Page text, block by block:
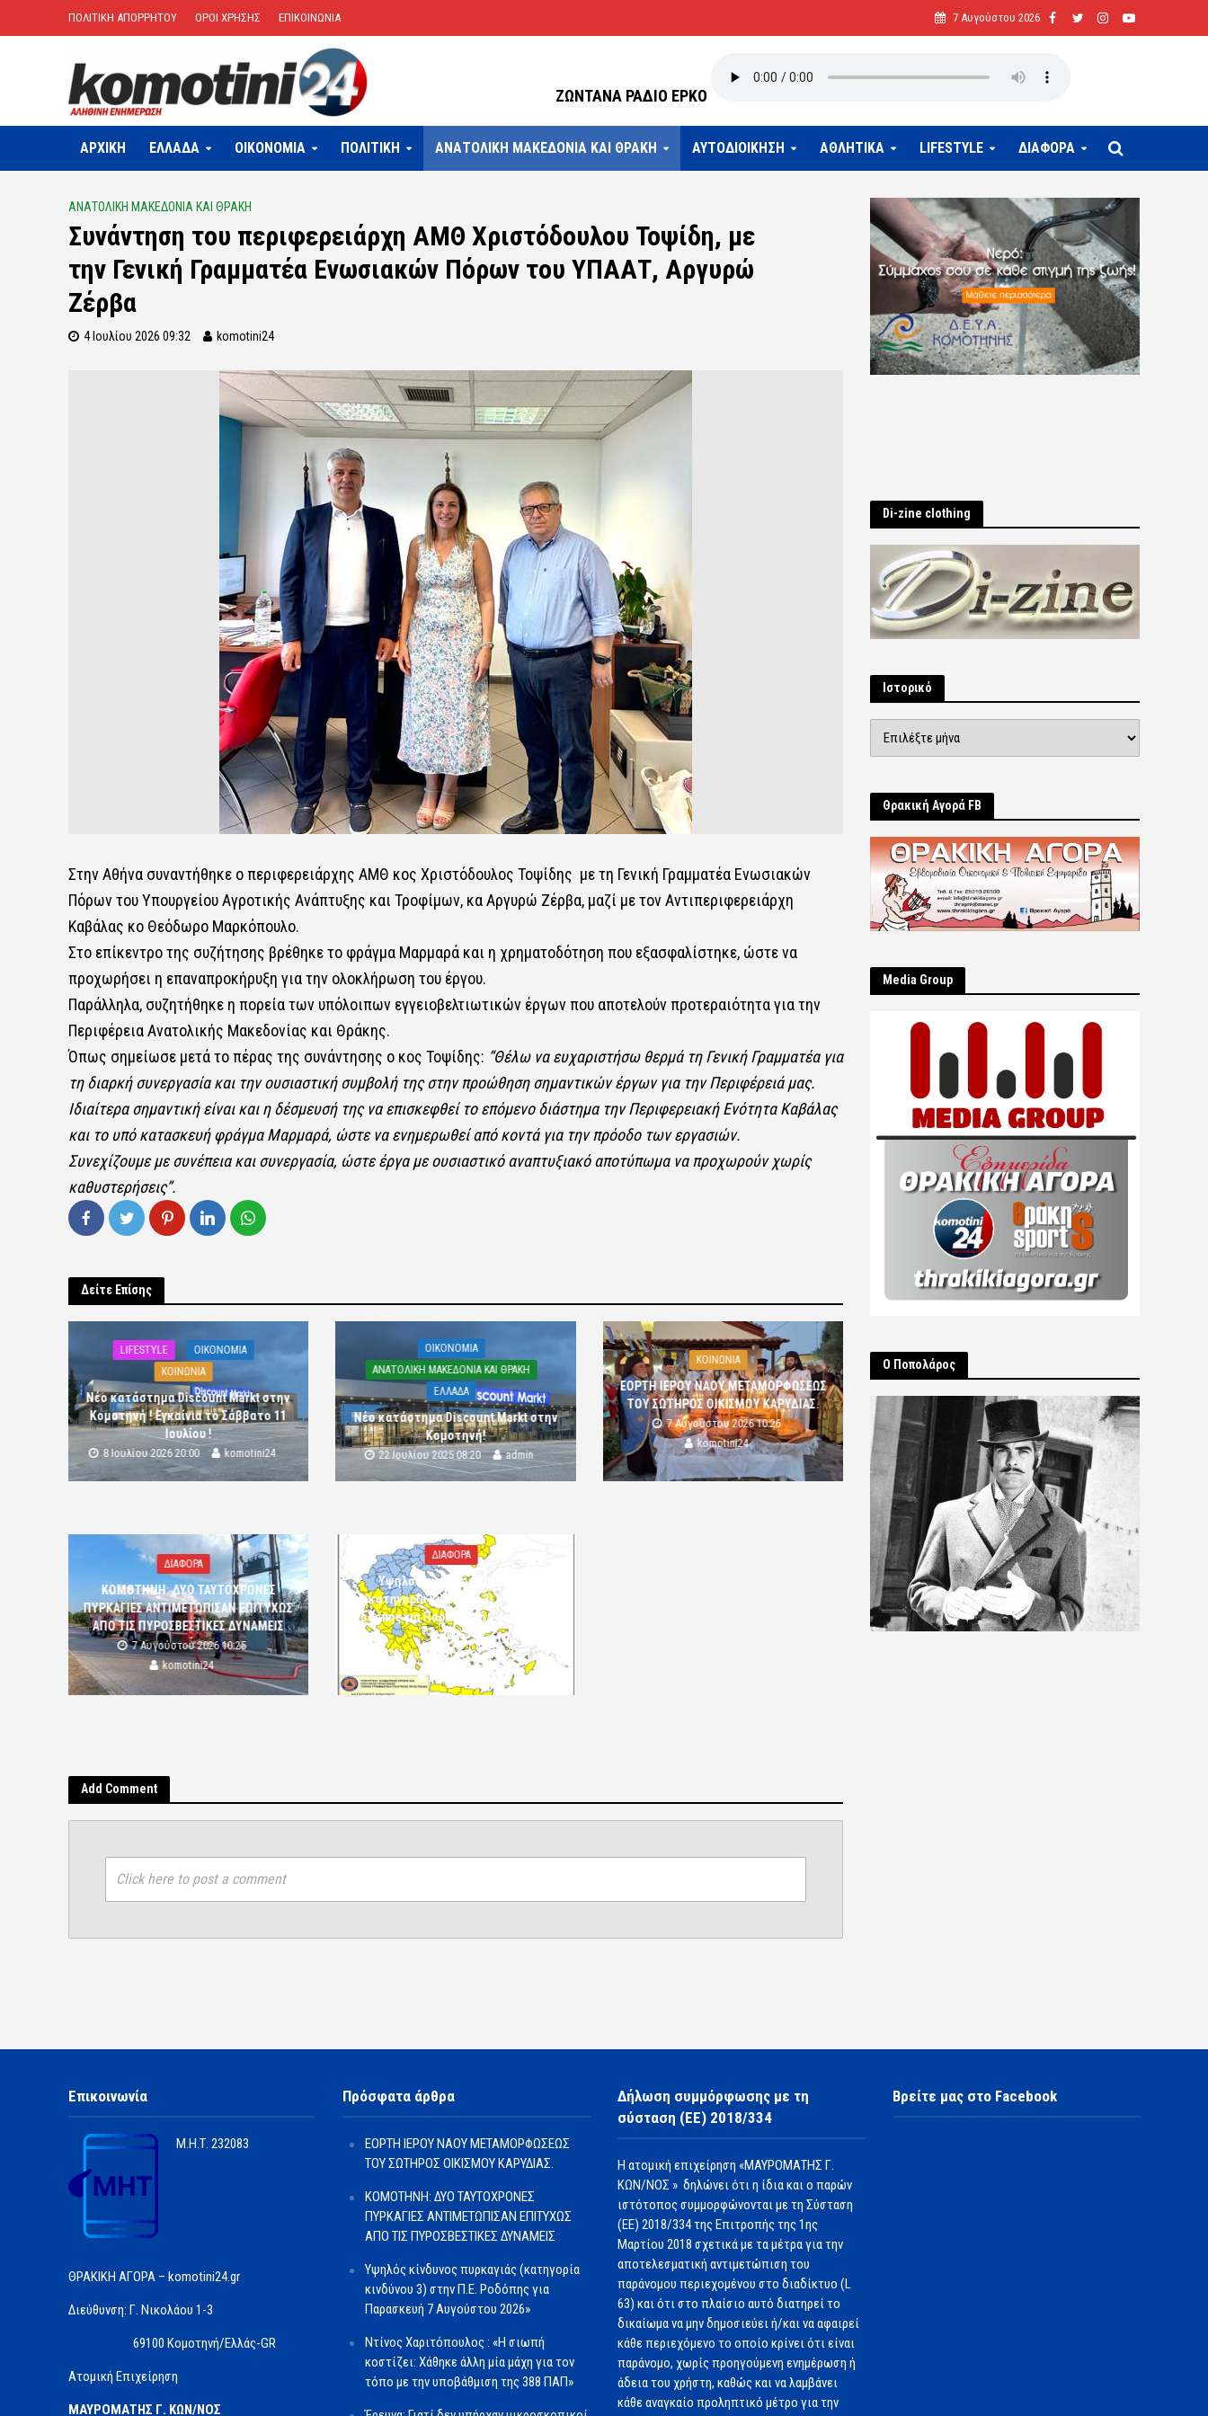
ΠΟΛΙΤΙΚΗ ΑΠΟΡΡΗΤΟΥ ΟΡΟΙ ΧΡΗΣΗΣ ΕΠΙΚΟΙΝΩΝΙΑ 7 Αυγούστου 2026
ΖΩΝΤΑΝΑ ΡΑΔΙΟ ΕΡΚΟ
ΑΡΧΙΚΗ ΕΛΛΑΔΑ OIKONOMIA ΠΟΛΙΤΙΚΗ ΑΝΑΤΟΛΙΚΗ ΜΑΚΕΔΟΝΙΑ ΚΑΙ ΘΡΑΚΗ ΑΥΤΟΔΙΟΙΚΗΣΗ ΑΘΛΗΤΙΚΑ LIFESTYLE ΔΙΑΦΟΡΑ
ΑΝΑΤΟΛΙΚΗ ΜΑΚΕΔΟΝΙΑ ΚΑΙ ΘΡΑΚΗ
Συνάντηση του περιφερειάρχη ΑΜΘ Χριστόδουλου Τοψίδη, με
την Γενική Γραμματέα Ενωσιακών Πόρων του ΥΠΑΑΤ, Αργυρώ
Ζέρβα
4 Ιουλίου 2026 09:32 komotini24
Στην Αθήνα συναντήθηκε ο περιφερειάρχης ΑΜΘ κος Χριστόδουλος Τοψίδης με τη Γενική Γραμματέα Ενωσιακών
Πόρων του Υπουργείου Αγροτικής Ανάπτυξης και Τροφίμων, κα Αργυρώ Ζέρβα, μαζί με τον Αντιπεριφερειάρχη
Καβάλας κο Θεόδωρο Μαρκόπουλο.
Στο επίκεντρο της συζήτησης βρέθηκε το φράγμα Μαρμαρά και η χρηματοδότηση που εξασφαλίστηκε, ώστε να
προχωρήσει η επαναπροκήρυξη για την ολοκλήρωση του έργου.
Παράλληλα, συζητήθηκε η πορεία των υπόλοιπων εγγειοβελτιωτικών έργων που αποτελούν προτεραιότητα για την
Περιφέρεια Ανατολικής Μακεδονίας και Θράκης.
Όπως σημείωσε μετά το πέρας της συνάντησης ο κος Τοψίδης: “Θέλω να ευχαριστήσω θερμά τη Γενική Γραμματέα για
τη διαρκή συνεργασία και την ουσιαστική συμβολή της στην προώθηση σημαντικών έργων για την Περιφέρειά μας.
Ιδιαίτερα σημαντική είναι και η δέσμευσή της να επισκεφθεί το επόμενο διάστημα την Περιφερειακή Ενότητα Καβάλας
και το υπό κατασκευή φράγμα Μαρμαρά, ώστε να ενημερωθεί από κοντά για την πρόοδο των εργασιών.
Συνεχίζουμε με συνέπεια και συνεργασία, ώστε έργα με ουσιαστικό αναπτυξιακό αποτύπωμα να προχωρούν χωρίς
καθυστερήσεις”.
Δείτε Επίσης
LIFESTYLE
OIKONOMIA
ΚΟΙΝΩΝΙΑ
Νέο κατάστημα Discount Markt στην
Κομοτηνή ! Εγκαίνια το Σάββατο 11
Ιουλίου !
8 Ιουλίου 2026 20:00 komotini24
OIKONOMIA
ΑΝΑΤΟΛΙΚΗ ΜΑΚΕΔΟΝΙΑ ΚΑΙ ΘΡΑΚΗ
ΕΛΛΑΔΑ
Νέο κατάστημα Discount Markt στην
Κομοτηνή!
22 Ιουλίου 2025 08:20 admin
ΚΟΙΝΩΝΙΑ
ΕΟΡΤΗ ΙΕΡΟΥ ΝΑΟΥ ΜΕΤΑΜΟΡΦΩΣΕΩΣ
ΤΟΥ ΣΩΤΗΡΟΣ ΟΙΚΙΣΜΟΥ ΚΑΡΥΔΙΑΣ.
7 Αυγούστου 2026 10:26
komotini24
ΔΙΑΦΟΡΑ
ΚΟΜΟΤΗΝΗ: ΔΥΟ ΤΑΥΤΟΧΡΟΝΕΣ
ΠΥΡΚΑΓΙΕΣ ΑΝΤΙΜΕΤΩΠΙΣΑΝ ΕΠΙΤΥΧΩΣ
ΑΠΟ ΤΙΣ ΠΥΡΟΣΒΕΣΤΙΚΕΣ ΔΥΝΑΜΕΙΣ
7 Αυγούστου 2026 10:25
komotini24
ΔΙΑΦΟΡΑ
Υψηλός κίνδυνος πυρκαγιάς
(κατηγορία κινδύνου 3) στην Π.Ε.
Ροδόπης για Παρασκευή 7 Αυγούστου
2026»
7 Αυγούστου 2026 10:24
Add Comment
Click here to post a comment
Di-zine clothing
Ιστορικό
Θρακική Αγορά FB
Μedia Group
Ο Ποπολάρος
Επικοινωνία
Μ.Η.Τ. 232083
ΘΡΑΚΙΚΗ ΑΓΟΡΑ – komotini24.gr
Διεύθυνση: Γ. Νικολάου 1-3
69100 Κομοτηνή/Ελλάς-GR
Ατομική Επιχείρηση
ΜΑΥΡΟΜΑΤΗΣ Γ. ΚΩΝ/ΝΟΣ
Πρόσφατα άρθρα
ΕΟΡΤΗ ΙΕΡΟΥ ΝΑΟΥ ΜΕΤΑΜΟΡΦΩΣΕΩΣ
ΤΟΥ ΣΩΤΗΡΟΣ ΟΙΚΙΣΜΟΥ ΚΑΡΥΔΙΑΣ.
ΚΟΜΟΤΗΝΗ: ΔΥΟ ΤΑΥΤΟΧΡΟΝΕΣ
ΠΥΡΚΑΓΙΕΣ ΑΝΤΙΜΕΤΩΠΙΣΑΝ ΕΠΙΤΥΧΩΣ
ΑΠΟ ΤΙΣ ΠΥΡΟΣΒΕΣΤΙΚΕΣ ΔΥΝΑΜΕΙΣ
Υψηλός κίνδυνος πυρκαγιάς (κατηγορία
κινδύνου 3) στην Π.Ε. Ροδόπης για
Παρασκευή 7 Αυγούστου 2026»
Ντίνος Χαριτόπουλος : «Η σιωπή
κοστίζει: Χάθηκε άλλη μία μάχη για τον
τόπο με την υποβάθμιση της 388 ΠΑΠ»
Δήλωση συμμόρφωσης με τη
σύσταση (ΕΕ) 2018/334
Η ατομική επιχείρηση «ΜΑΥΡΟΜΑΤΗΣ Γ.
ΚΩΝ/ΝΟΣ » δηλώνει ότι η ίδια και ο παρών
ιστότοπος συμμορφώνονται με τη Σύσταση
(ΕΕ) 2018/334 της Επιτροπής της 1ης
Μαρτίου 2018 σχετικά με τα μέτρα για την
αποτελεσματική αντιμετώπιση του
παράνομου περιεχομένου στο διαδίκτυο (L
63) και ότι στο πλαίσιο αυτό διατηρεί το
δικαίωμα να μην δημοσιεύει ή/και να αφαιρεί
κάθε περιεχόμενο το οποίο κρίνει ότι είναι
παράνομο, χωρίς προηγούμενη ενημέρωση ή
άδεια του χρήστη, καθώς και να λαμβάνει
κάθε αναγκαίο προληπτικό μέτρο για την
Βρείτε μας στο Facebook